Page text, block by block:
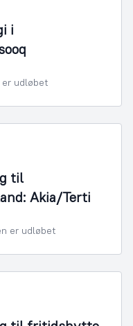
i
er udløbet
til
Akia/Terti
er udløbet